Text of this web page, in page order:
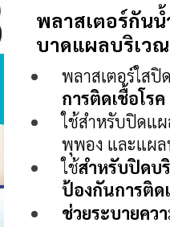
พลาสเตอร์กันน้
บาดแผลบริเว
พลาสเตอร์ใสปิ
การติดเชื้อโรค
ใช้สำหรับปิดแ
พุพอง และแผล
ใช้สำหรับปิดบ
ป้องกันการติด
ช่วยระบายคว